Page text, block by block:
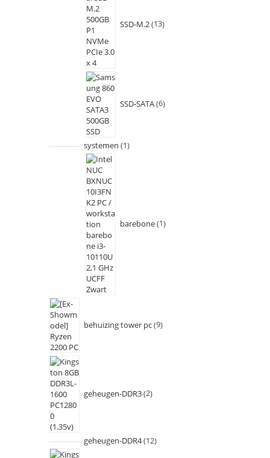
SSD-M.2 13
SSD-SATA 6
systemen 1
barebone 1
behuizing tower pc 9
geheugen-DDR3 2
geheugen-DDR4 12